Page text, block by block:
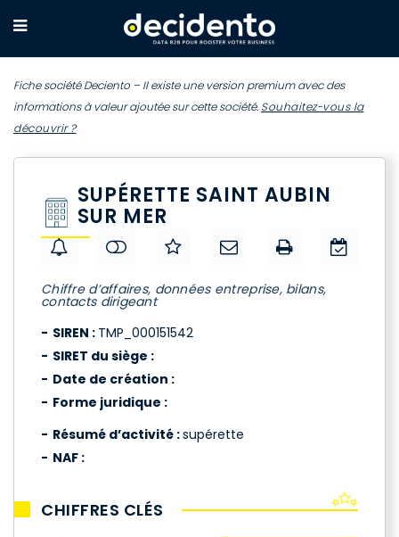
Fiche société Deciento – Il existe une version premium avec des
informations à valeur ajoutée sur cette société. Souhaitez-vous la
découvrir ?
SUPÉRETTE SAINT AUBIN
SUR MER
Chiffre d’affaires, données entreprise, bilans,
contacts dirigeant
SIREN : TMP_000151542
SIRET du siège :
Date de création :
Forme juridique :
Résumé d’activité :supérette
NAF :
CHIFFRES CLÉS